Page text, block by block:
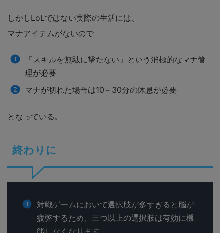
しかしLoLではない実際の生活には、
マナアイテムがないので
「スキルを無駄に撃たない」という消極的なマナ管
理が必要
マナが切れた場合は10～30分の休息が必要
となっている。
終わりに
対戦ゲームにおいて選択肢が多すぎると脳が
疲弊するため、三つ以上の選択肢は有効に機